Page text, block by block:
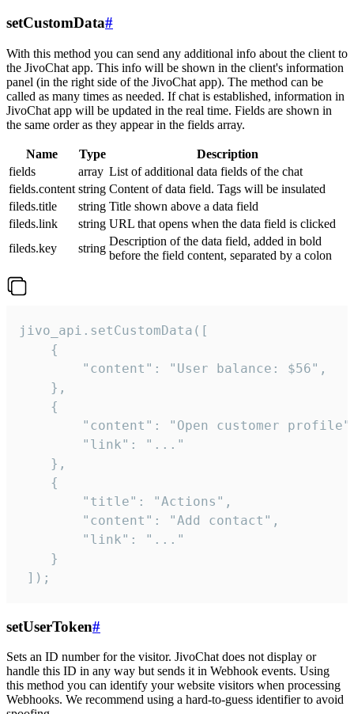
setCustomData#
With this method you can send any additional info about the client to
the JivoChat app. This info will be shown in the client's information
panel (in the right side of the JivoChat app). The method can be
called as many times as needed. If chat is established, information in
JivoChat app will be updated in the real time. Fields are shown in
the same order as they appear in the fields array.
Name Type
Description
fields
array List of additional data fields of the chat
fields.content string Content of data field. Tags will be insulated
fileds.title
string Title shown above a data field
fileds.link
string URL that opens when the data field is clicked
fileds.key
string
Description of the data field, added in bold
before the field content, separated by a colon
jivo_api.setCustomData([
    {
        "content": "User balance: $56",
    },
    {
"content": "Open customer
        "link": "..."
    },
    {
        "title": "Actions",
        "content": "Add contact",
        "link": "..."
    }
]);
setUserToken#
Sets an ID number for the visitor. JivoChat does not display or
handle this ID in any way but sends it in Webhook events. Using
this method you can identify your website visitors when processing
Webhooks. We recommend using a hard-to-guess identifier to avoid